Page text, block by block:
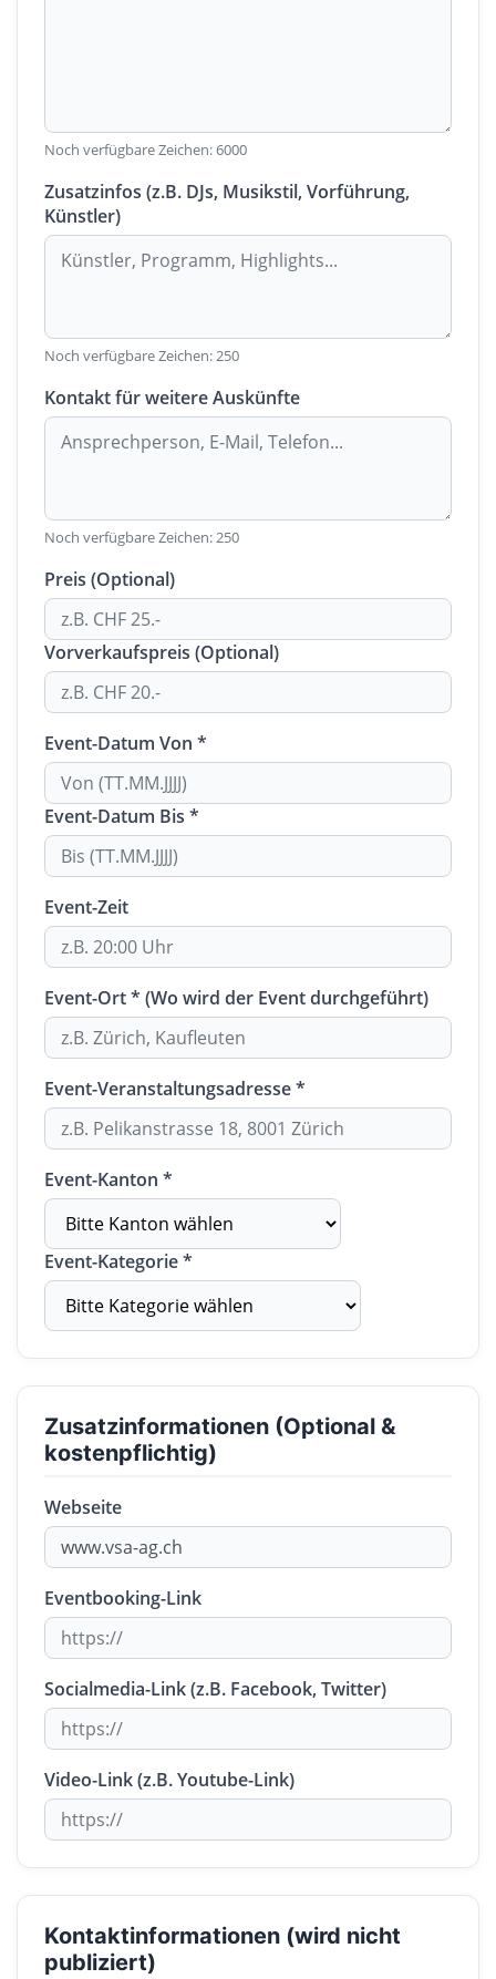
Noch verfügbare Zeichen:6000
Zusatzinfos (z.B. DJs, Musikstil, Vorführung,
Künstler)
Noch verfügbare Zeichen:250
Kontakt für weitere Auskünfte
Noch verfügbare Zeichen:250
Preis (Optional)
Vorverkaufspreis (Optional)
Event-Datum Von *
Event-Datum Bis *
Event-Zeit
Event-Ort * (Wo wird der Event durchgeführt)
Event-Veranstaltungsadresse *
Event-Kanton *
Event-Kategorie *
Zusatzinformationen (Optional &
kostenpflichtig)
Webseite
Eventbooking-Link
Socialmedia-Link (z.B. Facebook, Twitter)
Video-Link (z.B. Youtube-Link)
Kontaktinformationen (wird nicht
publiziert)